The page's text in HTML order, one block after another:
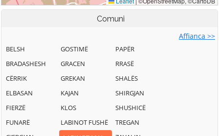
Comuni
Affianca >>
BELSH
BRADASHESH
CËRRIK
ELBASAN
FIERZË
FUNARË
GOSTIMË
GRACEN
GREKAN
KAJAN
KLOS
LABINOT FUSHË
PAPËR
RRASË
SHALËS
SHIRGJAN
SHUSHICË
TREGAN